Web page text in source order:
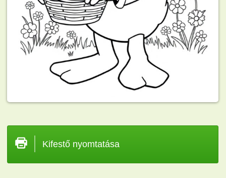
Kifestő nyomtatása